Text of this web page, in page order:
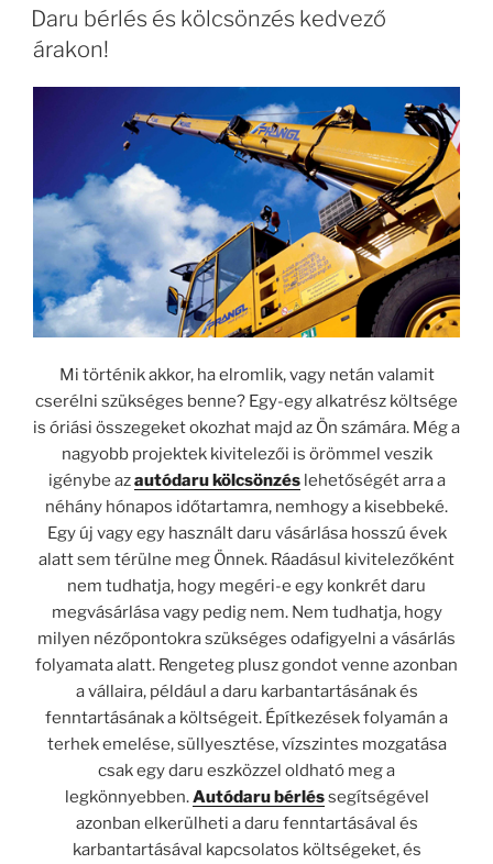
Daru bérlés és kölcsönzés kedvező
árakon!
Mi történik akkor, ha elromlik, vagy netán valamit
cserélni szükséges benne? Egy-egy alkatrész költsége
is óriási összegeket okozhat majd az Ön számára. Még a
nagyobb projektek kivitelezői is örömmel veszik
igénybe azautódaru kölcsönzéslehetőségét arra a
néhány hónapos időtartamra, nemhogy a kisebbeké.
Egy új vagy egy használt daru vásárlása hosszú évek
alatt sem térülne meg Önnek. Ráadásul kivitelezőként
nem tudhatja, hogy megéri-e egy konkrét daru
megvásárlása vagy pedig nem. Nem tudhatja, hogy
milyen nézőpontokra szükséges odafigyelni a vásárlás
folyamata alatt. Rengeteg plusz gondot venne azonban
a vállaira, például a daru karbantartásának és
fenntartásának a költségeit. Építkezések folyamán a
terhek emelése, süllyesztése, vízszintes mozgatása
csak egy daru eszközzel oldható meg a
legkönnyebben.Autódaru bérléssegítségével
azonban elkerülheti a daru fenntartásával és
karbantartásával kapcsolatos költségeket, és